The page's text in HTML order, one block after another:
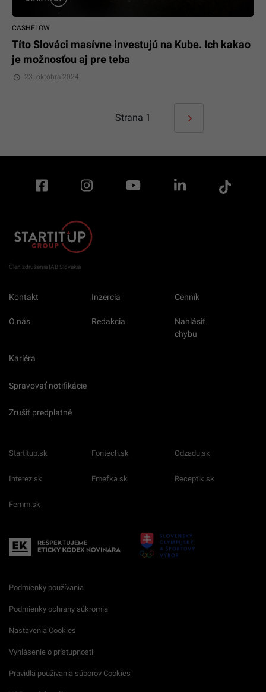
CASHFLOW
Títo Slováci masívne investujú na Kube. Ich kakao
je možnosťou aj pre teba
23. októbra 2024
Strana 1
Člen združenia IAB Slovakia
Kontakt Inzercia Cenník
O nás Redakcia
Nahlásiť
chybu
Kariéra
Spravovať notifikácie
Zrušiť predplatné
Startitup.sk Fontech.sk Odzadu.sk
Interez.sk Emefka.sk Receptik.sk
Femm.sk
Podmienky používania
Podmienky ochrany súkromia
Nastavenia Cookies
Vyhlásenie o prístupnosti
Pravidlá používania súborov Cookies